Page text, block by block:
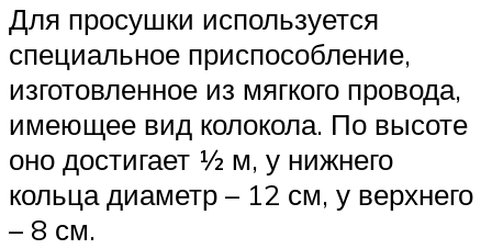
Для просушки используется
специальное приспособление,
изготовленное из мягкого провода,
имеющее вид колокола. По высоте
оно достигает ½ м, у нижнего
кольца диаметр – 12 см, у верхнего
– 8 см.